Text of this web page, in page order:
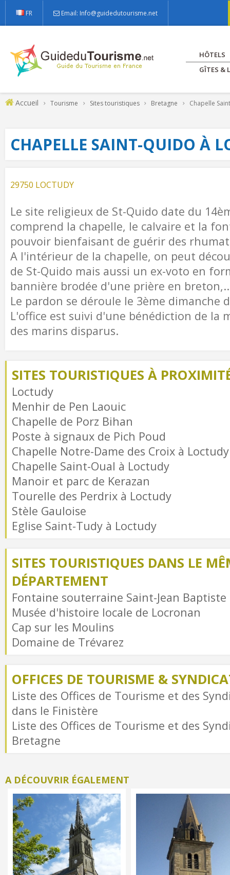
FR Email: Info@guidedutourisme.net
HÔTELS
GÎTES &
Accueil Tourisme Sites touristiques Bretagne Chapelle
CHAPELLE SAINT-QUIDO À
29750 LOCTUDY
Le site religieux de St-Quido date du
comprend la chapelle, le calvaire et la
pouvoir bienfaisant de guérir des
A l'intérieur de la chapelle, on peut
de St-Quido mais aussi un ex-voto en
bannière brodée d'une prière en
Le pardon se déroule le 3ème dimanche
L'office est suivi d'une bénédiction de la
des marins disparus.
SITES TOURISTIQUES À
Loctudy
Menhir de Pen Laouic
Chapelle de Porz Bihan
Poste à signaux de Pich Poud
Chapelle Notre-Dame des Croix à Loctudy
Chapelle Saint-Oual à Loctudy
Manoir et parc de Kerazan
Tourelle des Perdrix à Loctudy
Stèle Gauloise
Eglise Saint-Tudy à Loctudy
SITES TOURISTIQUES DANS LE
DÉPARTEMENT
Fontaine souterraine Saint-Jean Baptiste
Musée d'histoire locale de Locronan
Cap sur les Moulins
Domaine de Trévarez
OFFICES DE TOURISME &
Liste des Offices de Tourisme et des
dans le Finistère
Liste des Offices de Tourisme et des
Bretagne
A DÉCOUVRIR ÉGALEMENT